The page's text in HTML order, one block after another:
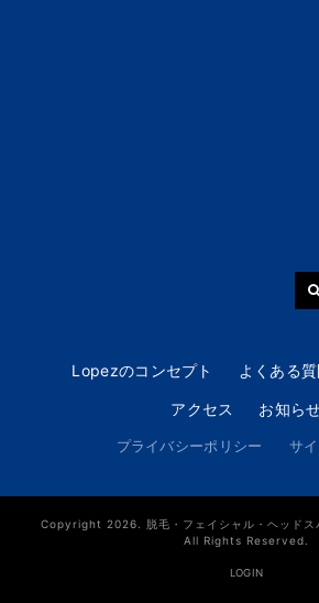
Lopezのコンセプト よくある
アクセス お知ら
プライバシーポリシー サ
Copyright 2026. 脱毛・フェイシャル・ヘッド
All Rights Reserved.
LOGIN